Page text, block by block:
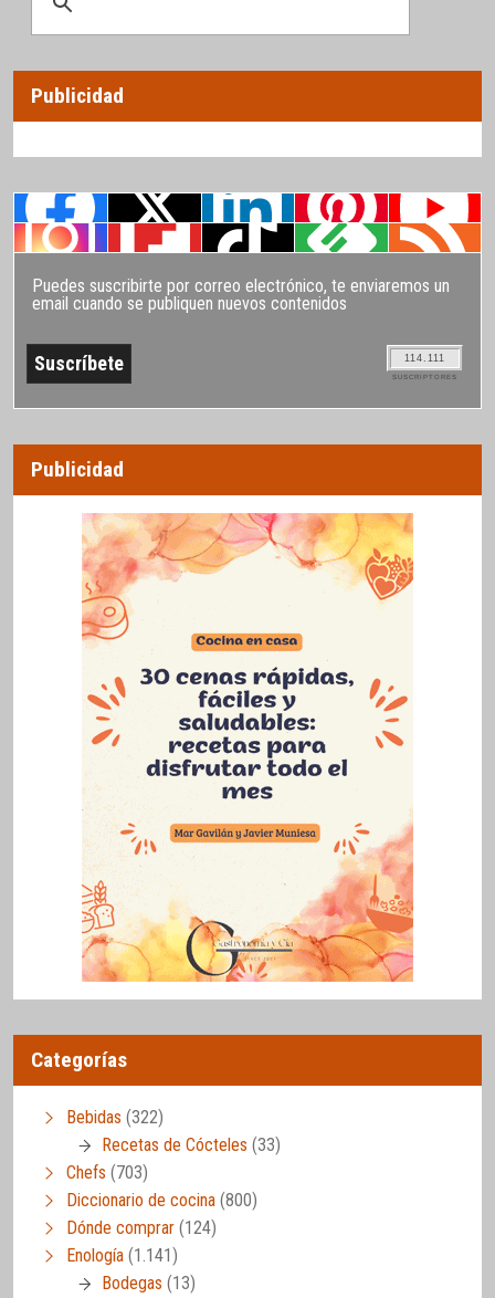
Publicidad
Puedes suscribirte por correo electrónico, te enviaremos un
email cuando se publiquen nuevos contenidos
114.111
SUSCRIPTORES
Publicidad
Categorías
Bebidas (322)
Recetas de Cócteles (33)
Chefs (703)
Diccionario de cocina (800)
Dónde comprar (124)
Enología (1.141)
Bodegas (13)